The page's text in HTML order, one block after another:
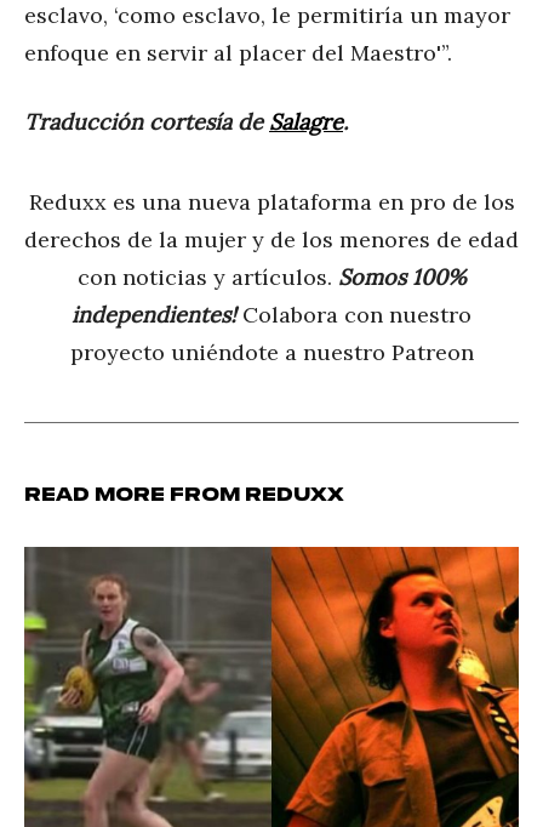
esclavo, ‘como esclavo, le permitiría un mayor
enfoque en servir al placer del Maestro'”.
Traducción cortesía deSalagre.
Reduxx es una nueva plataforma en pro de los
derechos de la mujer y de los menores de edad
con noticias y artículos. Somos 100%
independientes!Colabora con nuestro
proyecto uniéndote a nuestro Patreon
Read more from Reduxx